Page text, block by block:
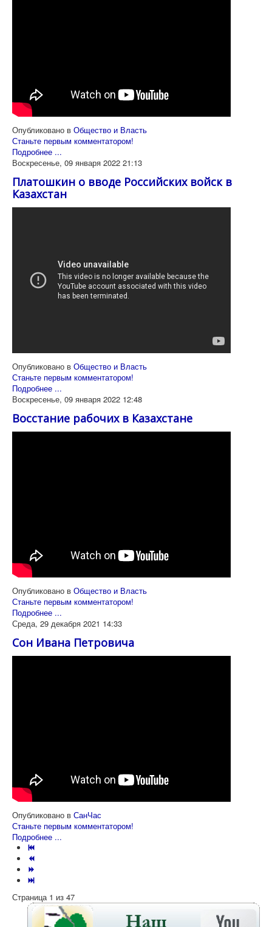
Опубликовано в Общество и Власть
Станьте первым комментатором!
Подробнее ...
Воскресенье, 09 января 2022 21:13
Платошкин о вводе Российских войск в
Казахстан
Опубликовано в Общество и Власть
Станьте первым комментатором!
Подробнее ...
Воскресенье, 09 января 2022 12:48
Восстание рабочих в Казахстане
Опубликовано в Общество и Власть
Станьте первым комментатором!
Подробнее ...
Среда, 29 декабря 2021 14:33
Сон Ивана Петровича
Опубликовано в СанЧас
Станьте первым комментатором!
Подробнее ...
Страница 1 из 47